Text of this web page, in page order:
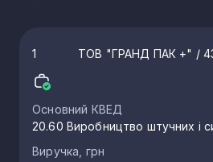
1 ТОВ "ГРАНД ПАК +" /
Основний КВЕД
20.60 Виробництво штучних і
Виручка, грн